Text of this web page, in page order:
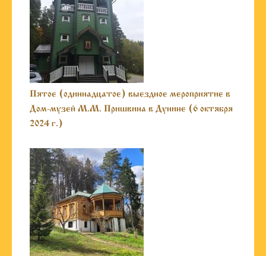
Пятое (одиннадцатое) выездное мероприятие в
Дом-музей М.М. Пришвина в Дунине (6 октября
2024 г.)